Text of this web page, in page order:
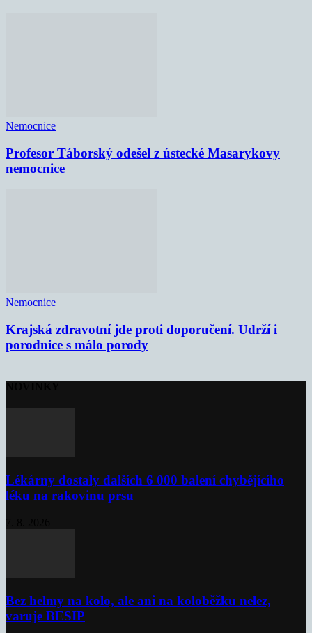
Nemocnice
Profesor Táborský odešel z ústecké Masarykovy
nemocnice
Nemocnice
Krajská zdravotní jde proti doporučení. Udrží i
porodnice s málo porody
Lékárny dostaly dalších 6 000 balení chybějícího
léku na rakovinu prsu
Bez helmy na kolo, ale ani na koloběžku nelez,
varuje BESIP